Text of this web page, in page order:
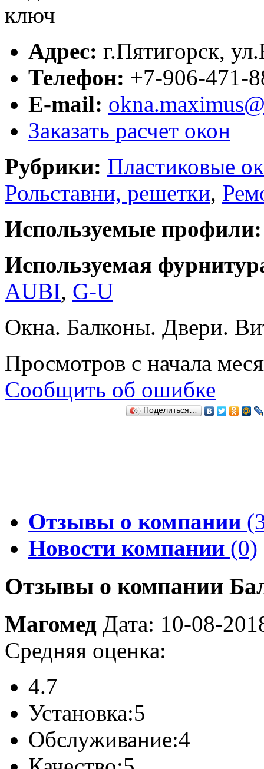
Адрес: г.Пятигорск,
Телефон: +7-906-471-
E-mail:
Заказать расчет окон
Рубрики: Пластиковые
Рольставни, решетки,
Используемые профили:
Используемая
AUBI, G-U
Окна. Балконы. Двери.
Просмотров с начала
Сообщить об ошибке
Поделиться…
Отзывы о компании
Новости компании (0)
Отзывы о компании
Магомед Дата: 10-08-
Средняя оценка:
4.7
Установка:5
Обслуживание:4